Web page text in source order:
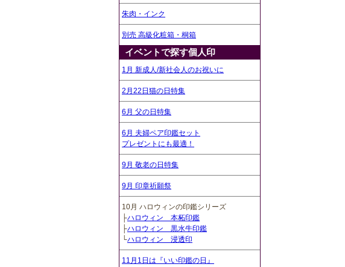
朱肉・インク
別売 高級化粧箱・桐箱
イベントで探す個人印
1月 新成人/新社会人のお祝いに
2月22日猫の日特集
6月 父の日特集
6月 夫婦ペア印鑑セット
プレゼントにも最適！
9月 敬老の日特集
9月 印章祈願祭
10月 ハロウィンの印鑑シリーズ
├ハロウィン 本柘印鑑
├ハロウィン 黒水牛印鑑
└ハロウィン 浸透印
11月1日は『いい印鑑の日』